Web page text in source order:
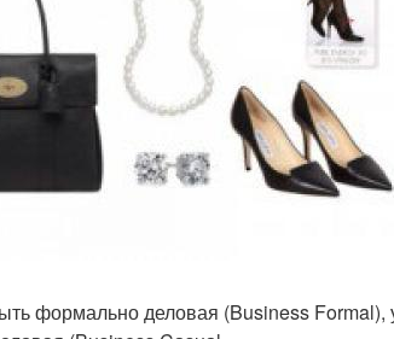
формально деловая (Business Formal),